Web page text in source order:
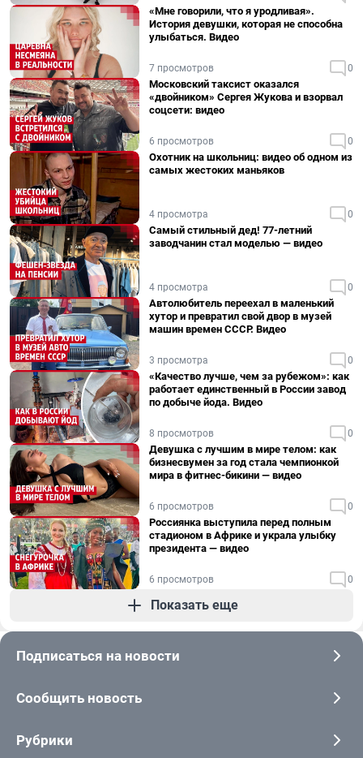
«Мне говорили, что я уродливая».
История девушки, которая не способна
улыбаться. Видео
7 просмотров 0
Московский таксист оказался
«двойником» Сергея Жукова и взорвал
соцсети: видео
6 просмотров 0
Охотник на школьниц: видео об одном из
самых жестоких маньяков
4 просмотра 0
Самый стильный дед! 77-летний
заводчанин стал моделью — видео
4 просмотра 0
Автолюбитель переехал в маленький
хутор и превратил свой двор в музей
машин времен СССР. Видео
3 просмотра 0
«Качество лучше, чем за рубежом»: как
работает единственный в России завод
по добыче йода. Видео
8 просмотров 0
Девушка с лучшим в мире телом: как
бизнесвумен за год стала чемпионкой
мира в фитнес-бикини — видео
6 просмотров 0
Россиянка выступила перед полным
стадионом в Африке и украла улыбку
президента — видео
6 просмотров 0
Показать еще
Подписаться на новости
Сообщить новость
Рубрики